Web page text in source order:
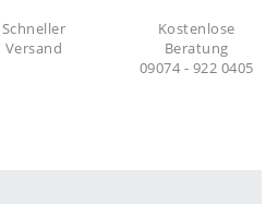
Schneller
Versand
Kostenlose
Beratung
09074 - 922 0405